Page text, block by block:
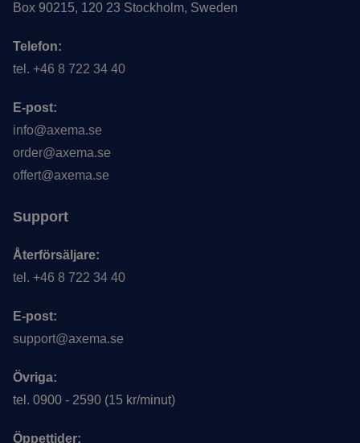
Box 90215, 120 23 Stockholm, Sweden
Telefon:
tel. +46 8 722 34 40
E-post:
info@axema.se
order@axema.se
offert@axema.se
Support
Återförsäljare:
tel. +46 8 722 34 40
E-post:
support@axema.se
Övriga:
tel. 0900 - 2590 (15 kr/minut)
Öppettider: